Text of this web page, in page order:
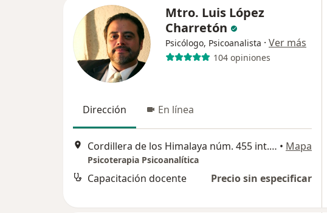
Mtro. Luis López
Charretón
Psicólogo, Psicoanalista · Ver más
104 opiniones
Dirección En línea
Cordillera de los Himalaya núm. 455 int. 7, Col. Colinas del Parque, San Luis Potosi • Mapa
Psicoterapia Psicoanalítica
Capacitación docente Precio sin especificar